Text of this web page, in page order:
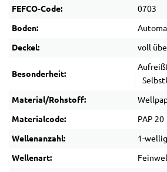
FEFCO-Code: 0703
Boden:
Deckel: voll
Besonderheit:
Material/Rohstoff:
Materialcode: PAP 20
Wellenanzahl: 1-wellig
Wellenart: